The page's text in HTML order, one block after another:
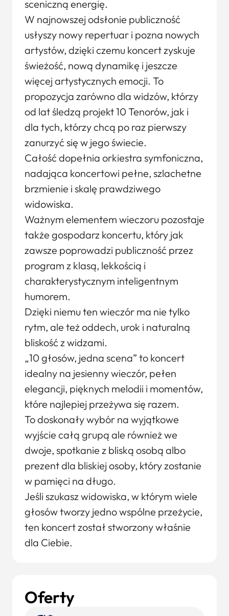
sceniczną energię.
W najnowszej odsłonie publiczność
usłyszy nowy repertuar i pozna nowych
artystów, dzięki czemu koncert zyskuje
świeżość, nową dynamikę i jeszcze
więcej artystycznych emocji. To
propozycja zarówno dla widzów, którzy
od lat śledzą projekt 10 Tenorów, jak i
dla tych, którzy chcą po raz pierwszy
zanurzyć się w jego świecie.
Całość dopełnia orkiestra symfoniczna,
nadająca koncertowi pełne, szlachetne
brzmienie i skalę prawdziwego
widowiska.
Ważnym elementem wieczoru pozostaje
także gospodarz koncertu, który jak
zawsze poprowadzi publiczność przez
program z klasą, lekkością i
charakterystycznym inteligentnym
humorem.
Dzięki niemu ten wieczór ma nie tylko
rytm, ale też oddech, urok i naturalną
bliskość z widzami.
„10 głosów, jedna scena” to koncert
idealny na jesienny wieczór, pełen
elegancji, pięknych melodii i momentów,
które najlepiej przeżywa się razem.
To doskonały wybór na wyjątkowe
wyjście całą grupą ale również we
dwoje, spotkanie z bliską osobą albo
prezent dla bliskiej osoby, który zostanie
w pamięci na długo.
Jeśli szukasz widowiska, w którym wiele
głosów tworzy jedno wspólne przeżycie,
ten koncert został stworzony właśnie
dla Ciebie.
Oferty